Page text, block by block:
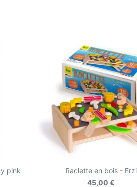
pink
Raclette en bois - Erzi
45,00 €